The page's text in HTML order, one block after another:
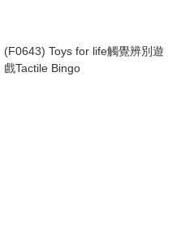
(F0643) Toys for life觸覺辨別遊
戲Tactile Bingo